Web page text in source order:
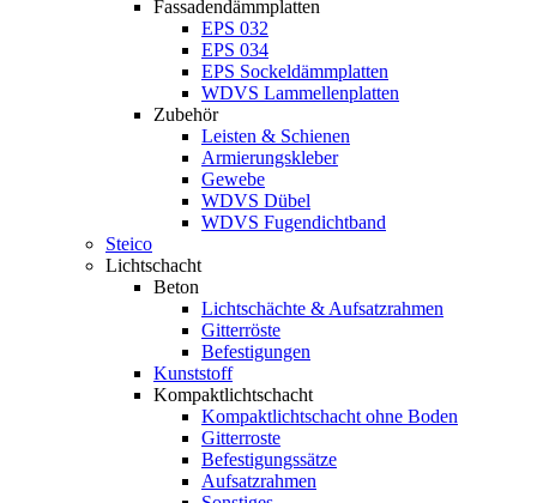
Fassadendämmplatten
EPS 032
EPS 034
EPS Sockeldämmplatten
WDVS Lammellenplatten
Zubehör
Leisten & Schienen
Armierungskleber
Gewebe
WDVS Dübel
WDVS Fugendichtband
Steico
Lichtschacht
Beton
Lichtschächte & Aufsatzrahmen
Gitterröste
Befestigungen
Kunststoff
Kompaktlichtschacht
Kompaktlichtschacht ohne Boden
Gitterroste
Befestigungssätze
Aufsatzrahmen